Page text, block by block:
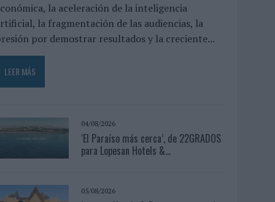
la aceleración de la inteligencia
la fragmentación de las audiencias, la
por demostrar resultados y la creciente...
LEER MÁS
04/08/2026
‘El Paraíso más cerca’, de 22GRADOS
para Lopesan Hotels &...
05/08/2026